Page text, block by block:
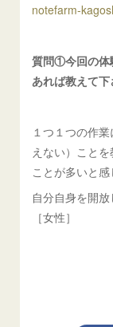
notefarm-
質問①今回の体
あれば教えて下
１つ１つの作
えない）こと
ことが多いと感
自分自身を開
［女性］